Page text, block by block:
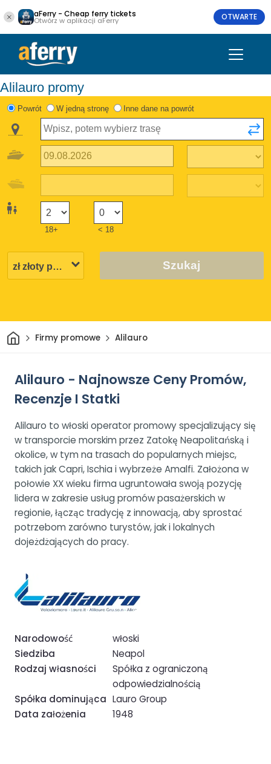
aFerry - Cheap ferry tickets
Otwórz w aplikacji aFerry OTWARTE
Alilauro promy
Powrót W jedną stronę Inne dane na powrót
18+ < 18
Szukaj
DomFirmy promowe Alilauro
Alilauro - Najnowsze Ceny Promów,
Recenzje I Statki
Alilauro to włoski operator promowy specjalizujący się
w transporcie morskim przez Zatokę Neapolitańską i
okolice, w tym na trasach do popularnych miejsc,
takich jak Capri, Ischia i wybrzeże Amalfi. Założona w
połowie XX wieku firma ugruntowała swoją pozycję
lidera w zakresie usług promów pasażerskich w
regionie, łącząc tradycję z innowacją, aby sprostać
potrzebom zarówno turystów, jak i lokalnych
dojeżdżających do pracy.
Narodowość
włoski
Siedziba
Neapol
Rodzaj własności
Spółka z ograniczoną
odpowiedzialnością
Spółka dominująca Lauro Group
Data założenia
1948